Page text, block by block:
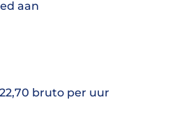
aan
bruto per uur